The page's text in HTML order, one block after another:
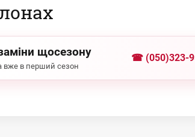
щосезону
вже в перший сезон
☎ (050)323-